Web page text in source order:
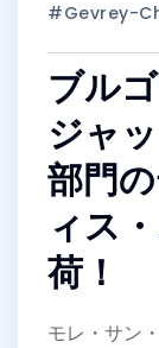
#Gevrey-
ブル
ジャ
部門
ィス
荷！
モレ・サン